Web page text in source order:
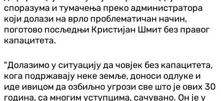
споразума и тумачења преко администратора
који долази на врло проблематичан начин,
поготово посљедњи Кристијан Шмит без правог
капацитета.
"Долазимо у ситуацију да човјек без капацитета,
кога подржавају неке земље, доноси одлуке и
иде ивицом да озбиљно угрози све што је ових 30
година, са многим уступцима, сачувано. Он је у